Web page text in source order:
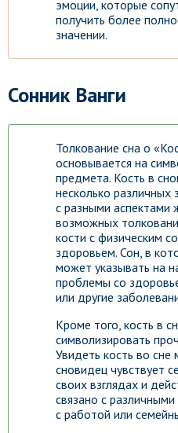
эмоции, которые
получить более
значении.
Сонник Ванги
Толкование сна о
основывается на
предмета. Кость в
несколько различных
с разными аспектами
возможных
кости с физическим
здоровьем. Сон, в
может указывать на
проблемы со
или другие
Кроме того, кость в
символизировать
Увидеть кость во
сновидец чувствует
своих взглядах и
связано с
с работой или